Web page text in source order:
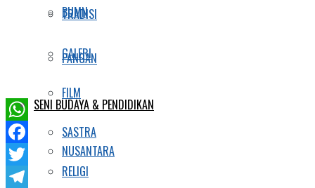
TRADISI
GALERI
FILM
SASTRA
RELIGI
BUMN
PANGAN
SENI BUDAYA & PENDIDIKAN
NUSANTARA
WhatsApp
Facebook
Twitter